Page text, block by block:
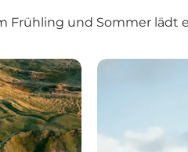
Frühling und Sommer lädt
9 Tipps für